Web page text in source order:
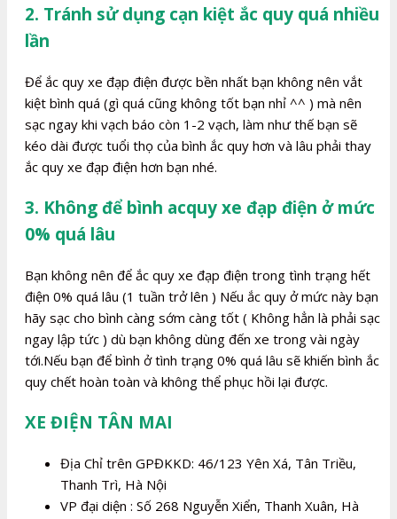
2. Tránh sử dụng cạn kiệt ắc quy quá nhiều
lần
Để ắc quy xe đạp điện được bền nhất bạn không nên vắt
kiệt bình quá (gì quá cũng không tốt bạn nhỉ ^^ ) mà nên
sạc ngay khi vạch báo còn 1-2 vạch, làm như thế bạn sẽ
kéo dài được tuổi thọ của bình ắc quy hơn và lâu phải thay
ắc quy xe đạp điện hơn bạn nhé.
3. Không để bình acquy xe đạp điện ở mức
0% quá lâu
Bạn không nên để ắc quy xe đạp điện trong tình trạng hết
điện 0% quá lâu (1 tuần trở lên ) Nếu ắc quy ở mức này bạn
hãy sạc cho bình càng sớm càng tốt ( Không hẳn là phải sạc
ngay lập tức ) dù bạn không dùng đến xe trong vài ngày
tới.Nếu bạn để bình ở tình trạng 0% quá lâu sẽ khiến bình ắc
quy chết hoàn toàn và không thể phục hồi lại được.
XE ĐIỆN TÂN MAI
Địa Chỉ trên GPĐKKD: 46/123 Yên Xá, Tân Triều,
Thanh Trì, Hà Nội
VP đại diện : Số 268 Nguyễn Xiển, Thanh Xuân, Hà